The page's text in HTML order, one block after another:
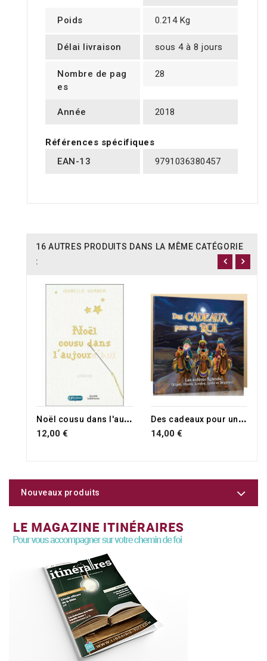
Poids 0.214 Kg
Délai livraison sous 4 à 8 jours
Nombre de pag
es
28
Année 2018
Références spécifiques
EAN-13
9791036380457
16 AUTRES PRODUITS DANS LA MÊME CATÉGORIE
:
N
oël cousu dans l'aujourd'hui
12,00 €
D
es cadeaux pour un roi
14,00 €
Nouveaux produits